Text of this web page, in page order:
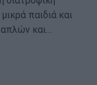
παιδιά και
και…